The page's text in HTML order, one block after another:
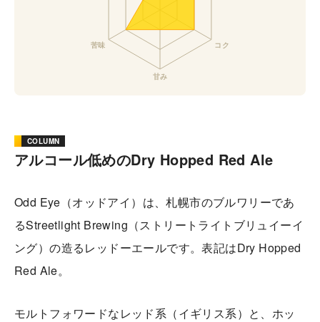
COLUMN
アルコール低めのDry Hopped Red Ale
Odd Eye（オッドアイ）は、札幌市のブルワリーであ
るStreetlight Brewing（ストリートライトブリュイーイ
ング）の造るレッドーエールです。表記はDry Hopped
Red Ale。
モルトフォワードなレッド系（イギリス系）と、ホッ